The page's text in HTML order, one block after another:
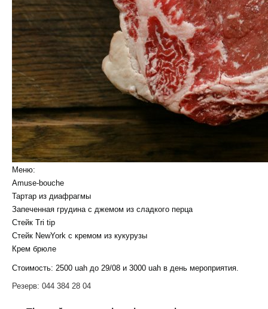
Меню:
Amuse-bouche
Тартар из диафрагмы
Запеченная грудина с джемом из сладкого перца
Стейк Tri tip
Стейк NewYork c кремом из кукурузы
Крем брюле
Стоимость: 2500 uah до 29/08 и 3000 uah в день мероприятия.
Резерв: 044 384 28 04